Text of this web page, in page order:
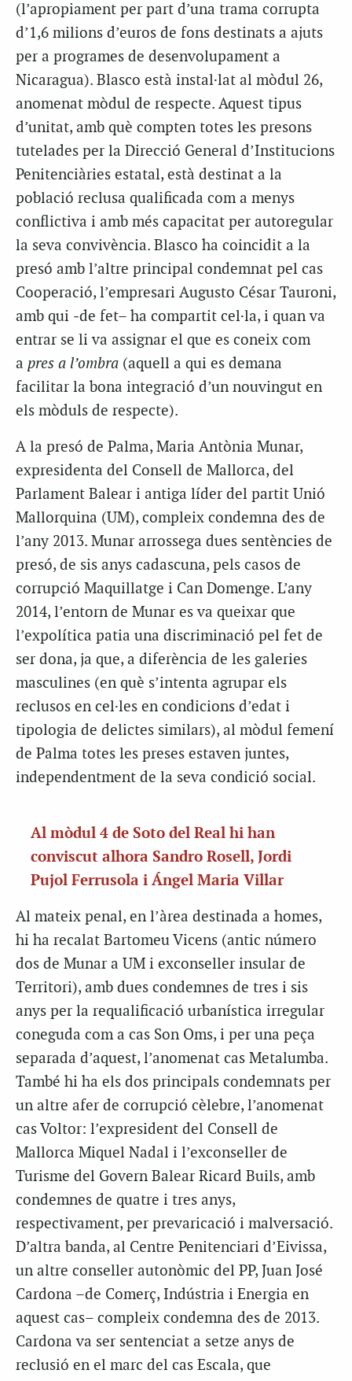
(l’apropiament per part d’una trama corrupta
d’1,6 milions d’euros de fons destinats a ajuts
per a programes de desenvolupament a
Nicaragua). Blasco està instal·lat al mòdul 26,
anomenat mòdul de respecte. Aquest tipus
d’unitat, amb què compten totes les presons
tutelades per la Direcció General d’Institucions
Penitenciàries estatal, està destinat a la
població reclusa qualificada com a menys
conflictiva i amb més capacitat per autoregular
la seva convivència. Blasco ha coincidit a la
presó amb l’altre principal condemnat pel cas
Cooperació, l’empresari Augusto César Tauroni,
amb qui ‒de fet– ha compartit cel·la, i quan va
entrar se li va assignar el que es coneix com
a pres a l’ombra (aquell a qui es demana
facilitar la bona integració d’un nouvingut en
els mòduls de respecte).
A la presó de Palma, Maria Antònia Munar,
expresidenta del Consell de Mallorca, del
Parlament Balear i antiga líder del partit Unió
Mallorquina (UM), compleix condemna des de
l’any 2013. Munar arrossega dues sentències de
presó, de sis anys cadascuna, pels casos de
corrupció Maquillatge i Can Domenge. L’any
2014, l’entorn de Munar es va queixar que
l’expolítica patia una discriminació pel fet de
ser dona, ja que, a diferència de les galeries
masculines (en què s’intenta agrupar els
reclusos en cel·les en condicions d’edat i
tipologia de delictes similars), al mòdul femení
de Palma totes les preses estaven juntes,
independentment de la seva condició social.
Al mòdul 4 de Soto del Real hi han
conviscut alhora Sandro Rosell, Jordi
Pujol Ferrusola i Ángel Maria Villar
Al mateix penal, en l’àrea destinada a homes,
hi ha recalat Bartomeu Vicens (antic número
dos de Munar a UM i exconseller insular de
Territori), amb dues condemnes de tres i sis
anys per la requalificació urbanística irregular
coneguda com a cas Son Oms, i per una peça
separada d’aquest, l’anomenat cas Metalumba.
També hi ha els dos principals condemnats per
un altre afer de corrupció cèlebre, l’anomenat
cas Voltor: l’expresident del Consell de
Mallorca Miquel Nadal i l’exconseller de
Turisme del Govern Balear Ricard Buils, amb
condemnes de quatre i tres anys,
respectivament, per prevaricació i malversació.
D’altra banda, al Centre Penitenciari d’Eivissa,
un altre conseller autonòmic del PP, Juan José
Cardona –de Comerç, Indústria i Energia en
aquest cas– compleix condemna des de 2013.
Cardona va ser sentenciat a setze anys de
reclusió en el marc del cas Escala, que